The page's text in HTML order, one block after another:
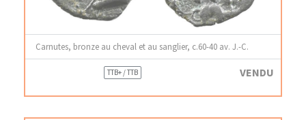
Carnutes, bronze au cheval et au sanglier, c.60-40 av. J.-C.
TTB+ / TTB VENDU